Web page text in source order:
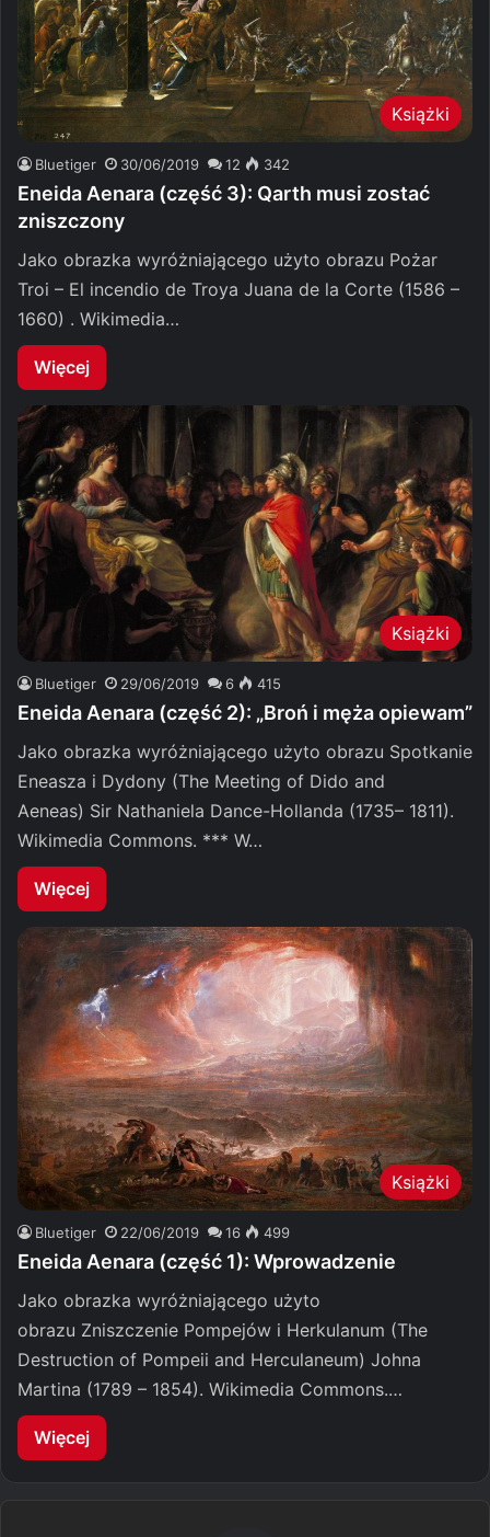
Książki
Bluetiger 30/06/2019 12 342
Eneida Aenara (część 3): Qarth musi zostać
zniszczony
Jako obrazka wyróżniającego użyto obrazu Pożar
Troi – El incendio de Troya Juana de la Corte (1586 –
1660) . Wikimedia…
Więcej
Książki
Bluetiger 29/06/2019 6 415
Eneida Aenara (część 2): „Broń i męża opiewam”
Jako obrazka wyróżniającego użyto obrazu Spotkanie
Eneasza i Dydony (The Meeting of Dido and
Aeneas) Sir Nathaniela Dance-Hollanda (1735– 1811).
Wikimedia Commons. *** W…
Więcej
Książki
Bluetiger 22/06/2019 16 499
Eneida Aenara (część 1): Wprowadzenie
Jako obrazka wyróżniającego użyto
obrazu Zniszczenie Pompejów i Herkulanum (The
Destruction of Pompeii and Herculaneum) Johna
Martina (1789 – 1854). Wikimedia Commons.…
Więcej